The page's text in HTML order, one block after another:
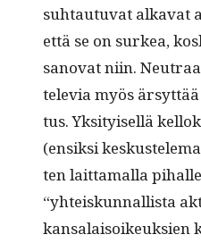
suh­tau­tu­vat alka­vat
että se on surkea,
sanovat niin.
tele­via myös
tus. Yksi­tyisel­lä
(ensik­si
ten lait­ta­mal­la
“yhteiskun­nal­lista
kansalaisoikeuk­sien